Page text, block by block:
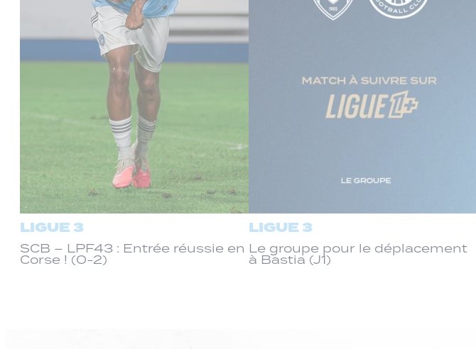
LIGUE 3
SCB – LPF43 : Entrée réussie en
Corse ! (0-2)
LIGUE 3
Le groupe pour le déplacement
à Bastia (J1)